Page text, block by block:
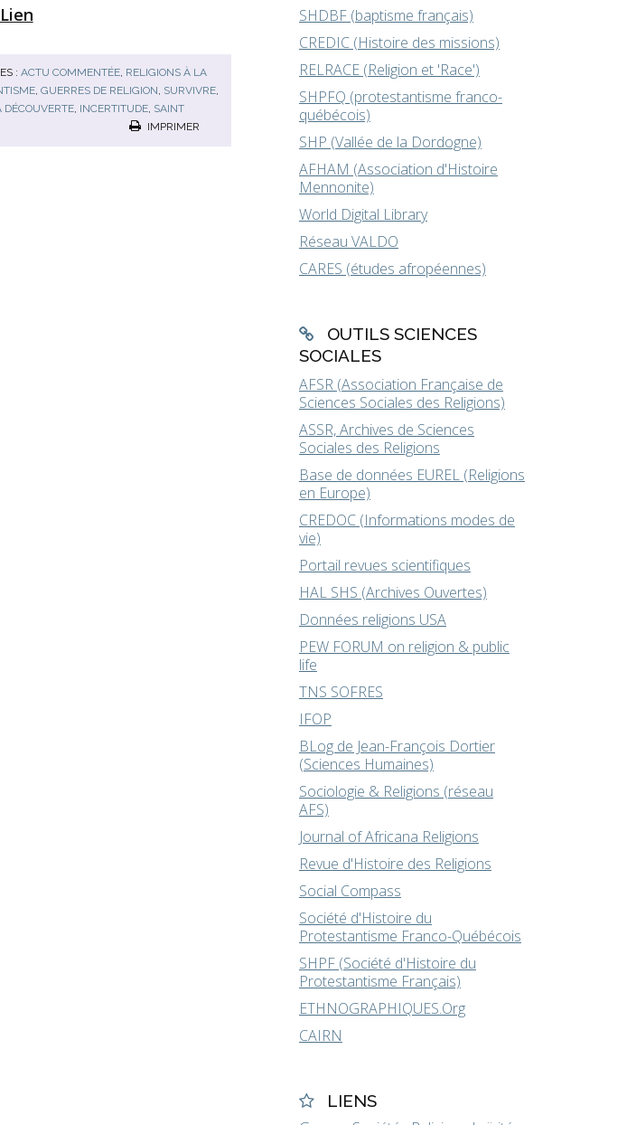
Lien
:ACTU COMMENTÉE, RELIGIONS À LA
, GUERRES DE RELIGION, SURVIVRE,
DÉCOUVERTE, INCERTITUDE, SAINT
IMPRIMER
SHDBF (baptisme français)
CREDIC (Histoire des missions)
RELRACE (Religion et 'Race')
SHPFQ (protestantisme franco-
québécois)
SHP (Vallée de la Dordogne)
AFHAM (Association d'Histoire
Mennonite)
World Digital Library
Réseau VALDO
CARES (études afropéennes)
OUTILS SCIENCES
SOCIALES
AFSR (Association Française de
Sciences Sociales des Religions)
ASSR, Archives de Sciences
Sociales des Religions
Base de données EUREL (Religions
en Europe)
CREDOC (Informations modes de
vie)
Portail revues scientifiques
HAL SHS (Archives Ouvertes)
Données religions USA
PEW FORUM on religion & public
life
TNS SOFRES
IFOP
BLog de Jean-François Dortier
(Sciences Humaines)
Sociologie & Religions (réseau
AFS)
Journal of Africana Religions
Revue d'Histoire des Religions
Social Compass
Société d'Histoire du
Protestantisme Franco-Québécois
SHPF (Société d'Histoire du
Protestantisme Français)
ETHNOGRAPHIQUES.Org
CAIRN
LIENS